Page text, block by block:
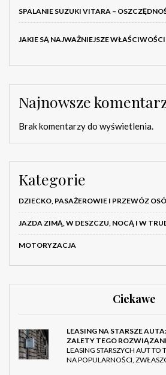
SPALANIE SUZUKI VITARA –
JAKIE SĄ NAJWAŻNIEJSZE
Najnowsze
Brak komentarzy do wyświetlenia.
Kategorie
DZIECKO, PASAŻEROWIE I PRZEWÓZ
JAZDA ZIMĄ, W DESZCZU, NOCĄ I W
MOTORYZACJA
Ciekawe
LEASING NA STARSZE
ZALETY TEGO
LEASING STARSZYCH AUT TO
NA POPULARNOŚCI,